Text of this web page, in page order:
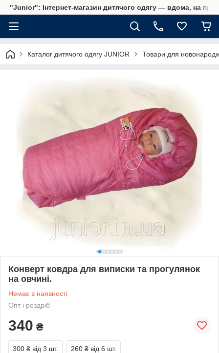
"Junior": Інтернет-магазин дитячого одягу — вдома, на
Каталог дитячого одягу JUNIOR Товари для
Конверт ковдра для виписки та прогулянок
на овчині.
Немає в наявності
Опт і роздріб
340 ₴
300 ₴ від 3 шт. 260 ₴ від 6 шт.